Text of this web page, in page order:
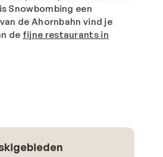
Snowbombing een
de Ahornbahn vind je
de fijne restaurants in